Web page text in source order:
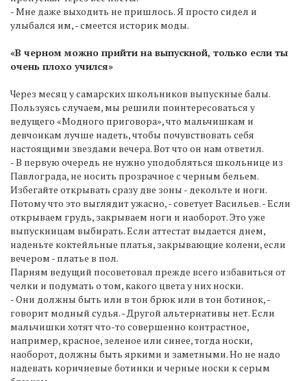
- Мне даже выходить не пришлось. Я просто сидел и
улыбался им, - смеется историк моды.
«В черном можно прийти на выпускной, только если ты
очень плохо учился»
Через месяц у самарских школьников выпускные балы.
Пользуясь случаем, мы решили поинтересоваться у
ведущего «Модного приговора», что мальчишкам и
девчонкам лучше надеть, чтобы почувствовать себя
настоящими звездами вечера. Вот что он нам ответил.
- В первую очередь не нужно уподобляться школьнице из
Павлограда, не носить прозрачное с черным бельем.
Избегайте открывать сразу две зоны - декольте и ноги.
Потому что это выглядит ужасно, - советует Васильев. - Если
открываем грудь, закрываем ноги и наоборот. Это уже
выпускницам выбирать. Если аттестат выдается днем,
наденьте коктейльные платья, закрывающие колени, если
вечером - платье в пол.
Парням ведущий посоветовал прежде всего избавиться от
челки и подумать о том, какого цвета у них носки.
- Они должны быть или в тон брюк или в тон ботинок, -
говорит модный судья. - Другой альтернативы нет. Если
мальчишки хотят что-то совершенно контрастное,
например, красное, зеленое или синее, тогда носки,
наоборот, должны быть яркими и заметными. Но не надо
надевать коричневые ботинки и черные носки к серым